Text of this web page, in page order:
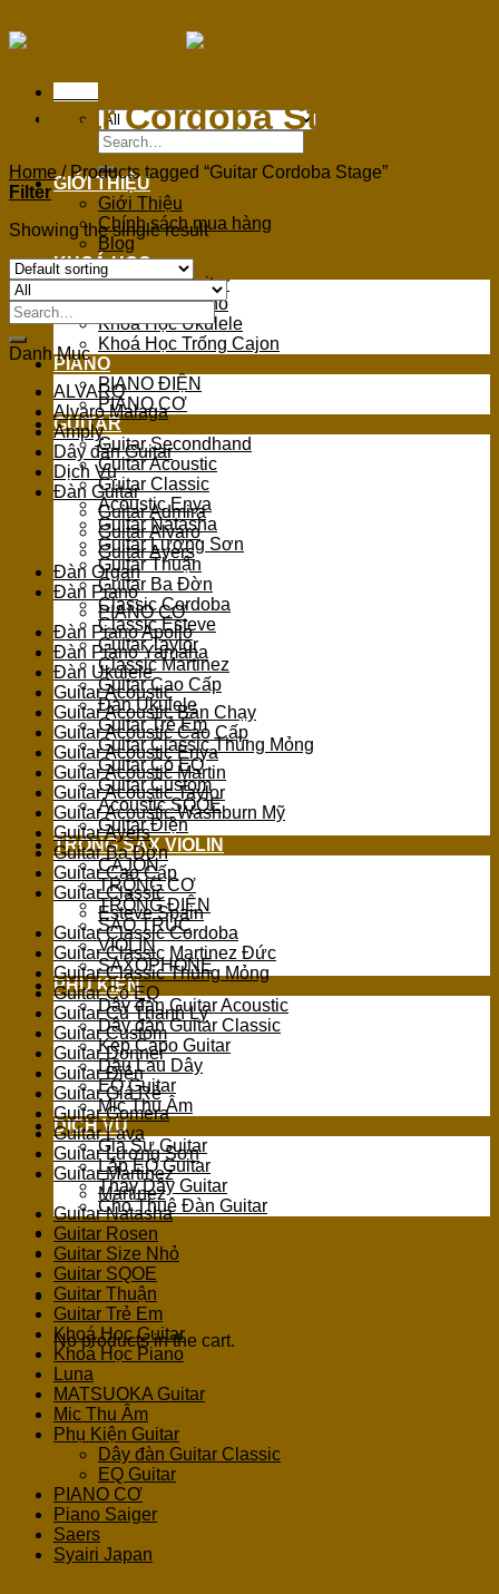
Search
for:
GIỚI THIỆU
Giới Thiệu
Chính sách mua hàng
Blog
KHOÁ HỌC
Khoá Học Guitar
Khoá Học Piano
Khoá Học Ukulele
Khoá Học Trống Cajon
PIANO
PIANO ĐIỆN
PIANO CƠ
GUITAR
Guitar Secondhand
Guitar Acoustic
Guitar Classic
Acoustic Enya
Guitar Natasha
Guitar Lương Sơn
Guitar Thuận
Guitar Ba Đờn
Classic Cordoba
Classic Esteve
Guitar Taylor
Classic Martinez
Guitar Cao Cấp
Đàn Ukulele
Guitar Trẻ Em
Guitar Classic Thùng Mỏng
Guitar Có EQ
Guitar Custom
Acoustic SQOE
Guitar Điện
TRỐNG SAX VIOLIN
CAJON
TRỐNG CƠ
TRỐNG ĐIỆN
SÁO TRÚC
VIOLIN
SAXOPHONE
PHỤ KIỆN
Dây đàn Guitar Acoustic
Dây đàn Guitar Classic
Kẹp Capo Guitar
Dầu Lau Dây
EQ Guitar
Mic Thu Âm
DỊCH VỤ
Gia Sư Guitar
Lắp EQ Guitar
Thay Dây Guitar
Cho Thuê Đàn Guitar
Cart
No products in the cart.
Guitar Cordoba Stage
Home /Products tagged “Guitar Cordoba Stage”
Filter
Showing the single result
Search
for:
Danh Mục
ALVARO
Alvaro Malaga
Amply
Dây đàn Guitar
Dịch Vụ
Đàn Guitar
Guitar Admira
Guitar Alvaro
Guitar Ayers
Đàn Organ
Đàn Piano
PIANO CƠ
Đàn Piano Apollo
Đàn Piano Yamaha
Đàn Ukulele
Guitar Acoustic
Guitar Acoustic Bán Chạy
Guitar Acoustic Cao Cấp
Guitar Acoustic Enya
Guitar Acoustic Martin
Guitar Acoustic Taylor
Guitar Acoustic Washburn Mỹ
Guitar Ayers
Guitar Ba Đờn
Guitar Cao Cấp
Guitar Classic
Esteve Spain
Guitar Classic Cordoba
Guitar Classic Martinez Đức
Guitar Classic Thùng Mỏng
Guitar Có EQ
Guitar Cũ Thanh Lý
Guitar Custom
Guitar Donner
Guitar Điện
Guitar Giá Rẻ
Guitar Gomera
Guitar Lava
Guitar Lương Sơn
Guitar Martinez
Martinez
Guitar Natasha
Guitar Rosen
Guitar Size Nhỏ
Guitar SQOE
Guitar Thuận
Guitar Trẻ Em
Khoá Học Guitar
Khoá Học Piano
Luna
MATSUOKA Guitar
Mic Thu Âm
Phụ Kiện Guitar
Dây đàn Guitar Classic
EQ Guitar
PIANO CƠ
Piano Saiger
Saers
Syairi Japan